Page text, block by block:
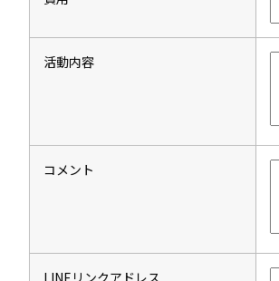
活動内容
コメント
LINEリンクアドレス